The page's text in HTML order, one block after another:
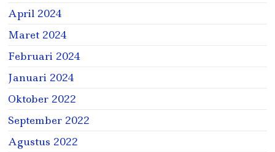
April 2024
Maret 2024
Februari 2024
Januari 2024
Oktober 2022
September 2022
Agustus 2022